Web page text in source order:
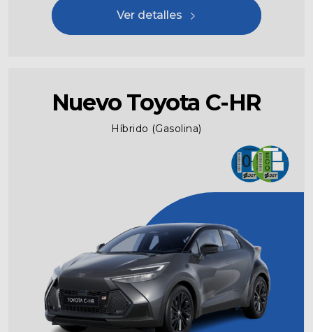
Ver detalles
Nuevo Toyota C-HR
Híbrido (Gasolina)